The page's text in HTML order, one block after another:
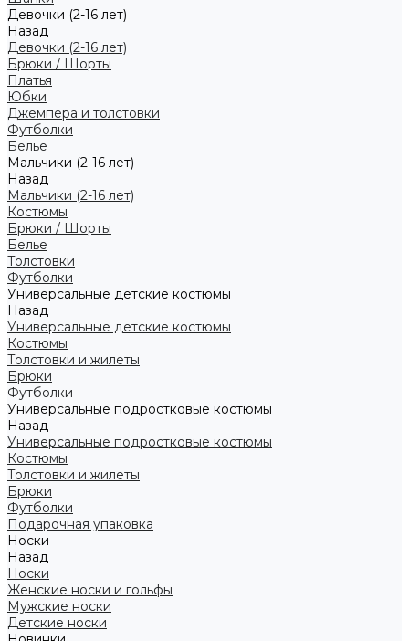
Девочки (2-16 лет)
Назад
Девочки (2-16 лет)
Брюки / Шорты
Платья
Юбки
Джемпера и толстовки
Футболки
Белье
Мальчики (2-16 лет)
Назад
Мальчики (2-16 лет)
Костюмы
Брюки / Шорты
Белье
Толстовки
Футболки
Универсальные детские костюмы
Назад
Универсальные детские костюмы
Костюмы
Толстовки и жилеты
Брюки
Футболки
Универсальные подростковые костюмы
Назад
Универсальные подростковые костюмы
Костюмы
Толстовки и жилеты
Брюки
Футболки
Подарочная упаковка
Носки
Назад
Носки
Женские носки и гольфы
Мужские носки
Детские носки